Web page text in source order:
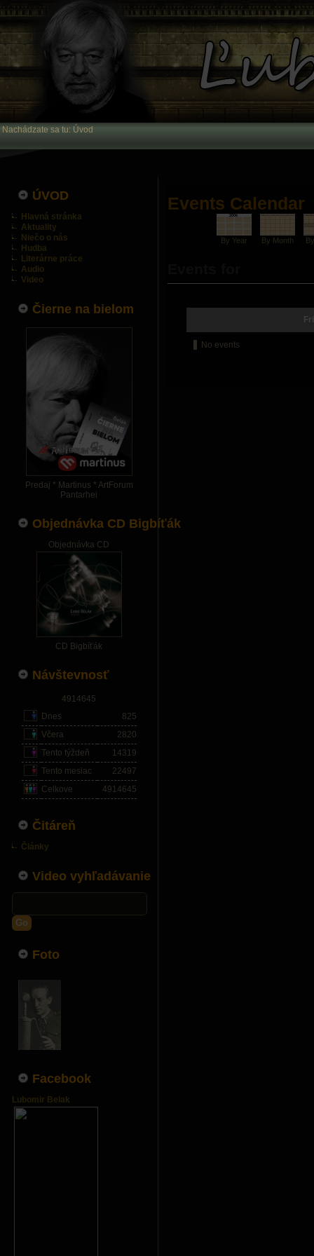
Nachádzate sa tu: Úvod
ÚVOD
Hlavná stránka
Aktuality
Niečo o nás
Hudba
Literárne práce
Audio
Video
Čierne na bielom
Predaj * Martinus * ArtForum
Pantarhei
Objednávka CD Bigbíťák
Objednávka CD
CD Bigbíťák
Návštevnosť
4914645
Dnes
825
Včera
2820
Tento týždeň
14319
Tento mesiac
22497
Celkove
4914645
Čitáreň
Články
Video vyhľadávanie
Go
Foto
Facebook
Lubomir Belak
Events Calendar
By Year By Month
No events